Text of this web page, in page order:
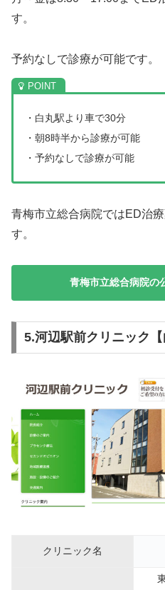
す。
予約なしで診療が可能です。
・白丸駅より車で30分
・朝8時半から診療が可能
・予約なしで診療が可能
青梅市立総合病院ではED治
す。
青梅市立総合病院の
5.河辺駅前クリニック【
クリニック名